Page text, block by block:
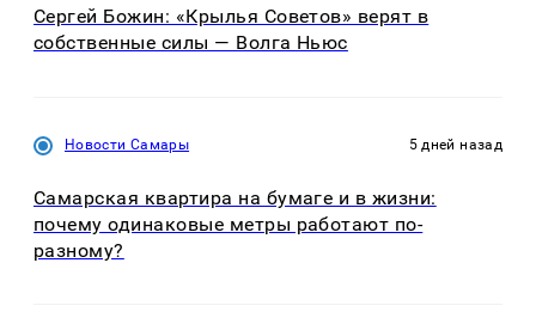
Сергей Божин: «Крылья Советов» верят в
собственные силы — Волга Ньюс
Новости Самары 5 дней назад
Самарская квартира на бумаге и в жизни:
почему одинаковые метры работают по-
разному?